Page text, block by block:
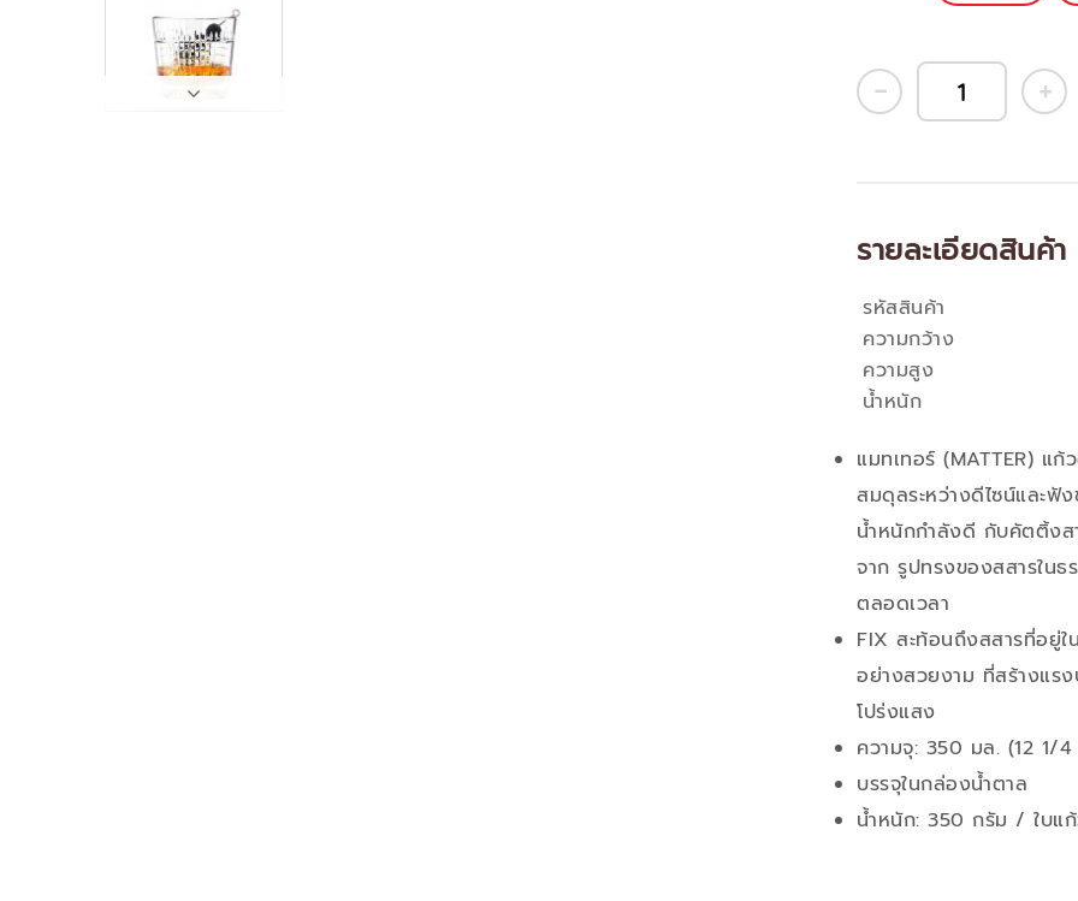
แมทเทอร์ (MATTER) แ
สมดุลระหว่างดีไซน์และฟั
น้ำหนักกำลังดี กับคัตติ้งส
จาก รูปทรงของสสารใน
ตลอดเวลา
FIX สะท้อนถึงสสารที่อยู่
อย่างสวยงาม ที่สร้างแร
โปร่งแสง
ความจุ: 350 มล. (12 1/
บรรจุในกล่องน้ำตาล
น้ำหนัก: 350 กรัม / ใบแ
รายละเอียดสินค้า
คุณสมบัติ
ความสูง
รหัสสินค้า
น้ำหนัก
ความกว้าง